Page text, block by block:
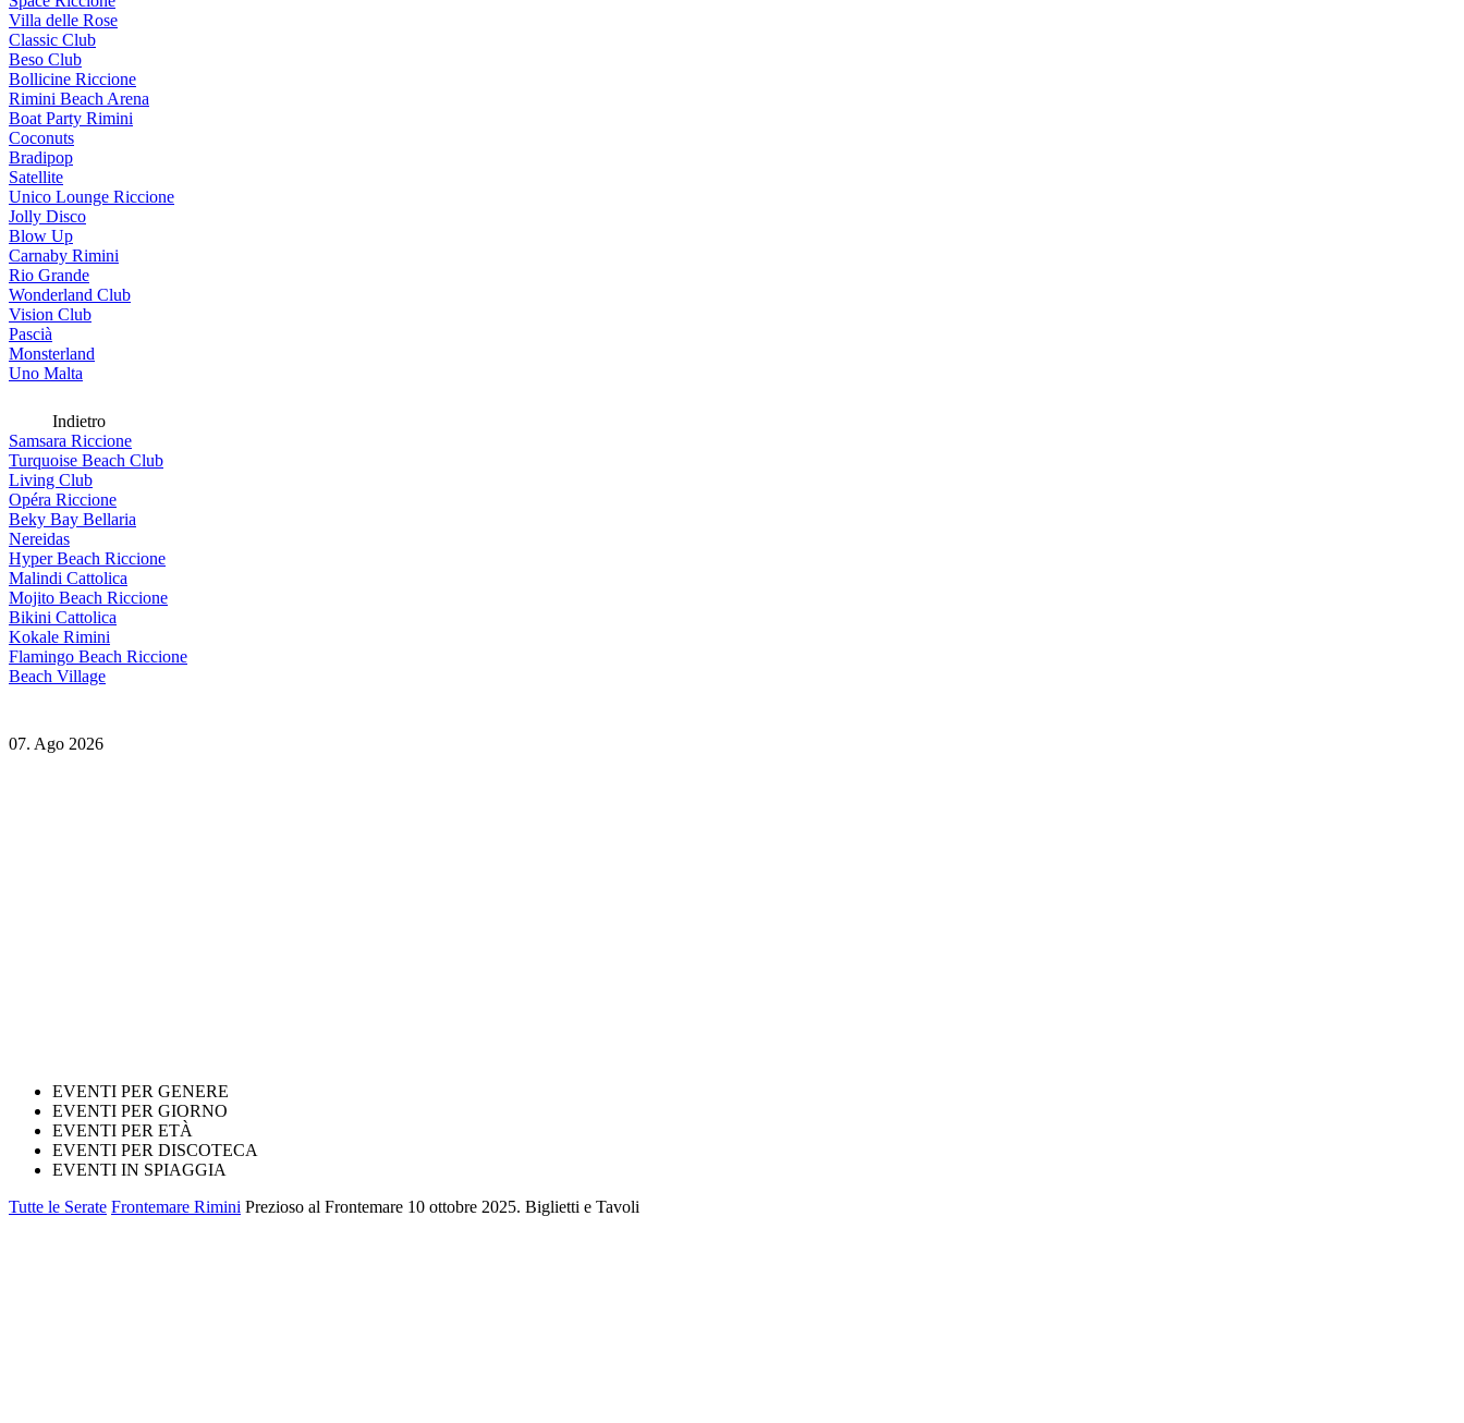
Villa delle Rose
Classic Club
Beso Club
Bollicine Riccione
Rimini Beach Arena
Boat Party Rimini
Coconuts
Bradipop
Satellite
Unico Lounge Riccione
Jolly Disco
Blow Up
Carnaby Rimini
Rio Grande
Wonderland Club
Vision Club
Pascià
Monsterland
Uno Malta
Indietro
Samsara Riccione
Turquoise Beach Club
Living Club
Opéra Riccione
Beky Bay Bellaria
Nereidas
Hyper Beach Riccione
Malindi Cattolica
Mojito Beach Riccione
Bikini Cattolica
Kokale Rimini
Flamingo Beach Riccione
Beach Village
07. Ago 2026
EVENTI PER GENERE
EVENTI PER GIORNO
EVENTI PER ETÀ
EVENTI PER DISCOTECA
EVENTI IN SPIAGGIA
Tutte le Serate Frontemare Rimini Prezioso al Frontemare 10 ottobre 2025. Biglietti e Tavoli